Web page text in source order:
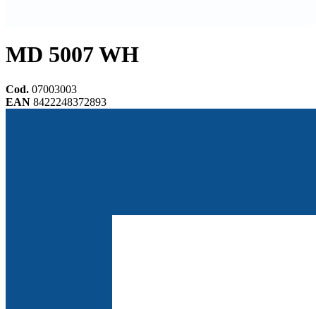
MD 5007 WH
Cod. 07003003
EAN 8422248372893